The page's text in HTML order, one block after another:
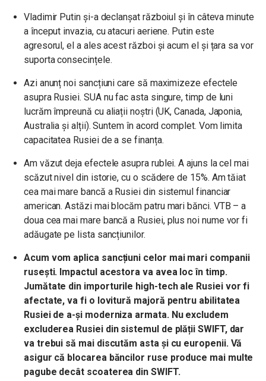
Vladimir Putin și-a declanșat războiul și în câteva minute
a început invazia, cu atacuri aeriene. Putin este
agresorul, el a ales acest război și acum el și țara sa vor
suporta consecințele.
Azi anunț noi sancțiuni care să maximizeze efectele
asupra Rusiei. SUA nu fac asta singure, timp de luni
lucrăm împreună cu aliații noștri (UK, Canada, Japonia,
Australia și alții). Suntem în acord complet. Vom limita
capacitatea Rusiei de a se finanța.
Am văzut deja efectele asupra rublei. A ajuns la cel mai
scăzut nivel din istorie, cu o scădere de 15%. Am tăiat
cea mai mare bancă a Rusiei din sistemul financiar
american. Astăzi mai blocăm patru mari bănci. VTB – a
doua cea mai mare bancă a Rusiei, plus noi nume vor fi
adăugate pe lista sancțiunilor.
Acum vom aplica sancțiuni celor mai mari companii
rusești. Impactul acestora va avea loc în timp.
Jumătate din importurile high-tech ale Rusiei vor fi
afectate, va fi o lovitură majoră pentru abilitatea
Rusiei de a-și moderniza armata. Nu excludem
excluderea Rusiei din sistemul de plății SWIFT, dar
va trebui să mai discutăm asta și cu europenii. Vă
asigur că blocarea băncilor ruse produce mai multe
pagube decât scoaterea din SWIFT.